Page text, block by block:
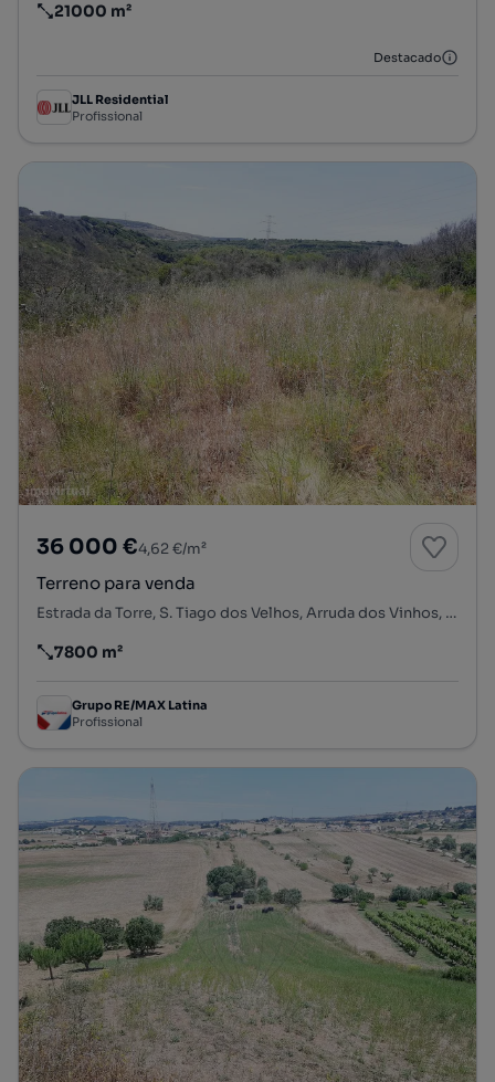
Preço por metro quadrado
21000 m²
Destacado
JLL Residential
Profissional
36 000 €4,62 €/m²
Terreno para venda
Estrada da Torre, S. Tiago dos Velhos, Arruda dos Vinhos, Lisboa
Preço por metro quadrado
7800 m²
Grupo RE/MAX Latina
Profissional